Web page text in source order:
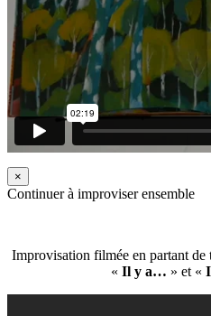
×
Continuer à improviser ensemble
Improvisation filmée en partant de
« Il y a… » et «